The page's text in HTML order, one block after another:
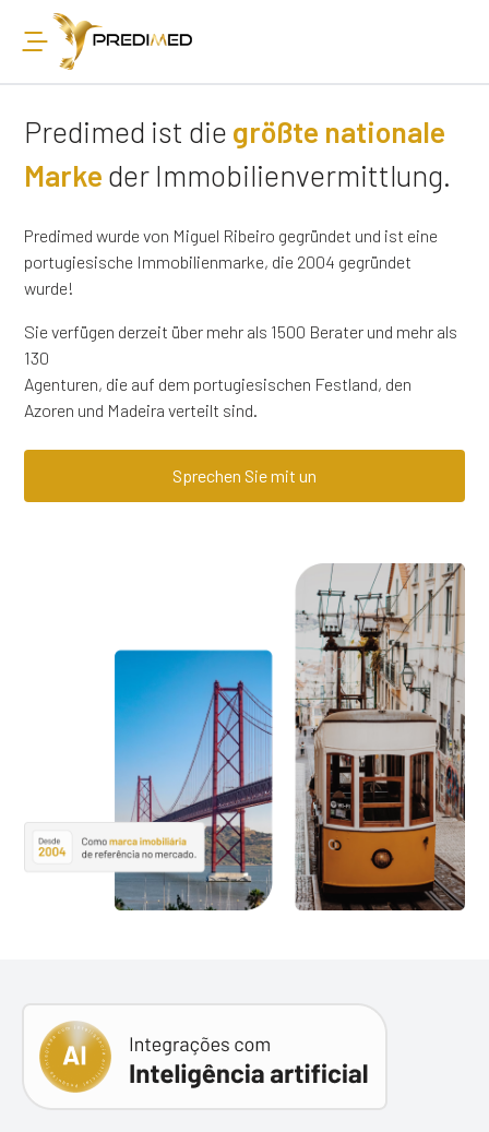
Predimed ist die größte nationale
Marke der Immobilienvermittlung.
Predimed wurde von Miguel Ribeiro gegründet und ist eine
portugiesische Immobilienmarke, die 2004 gegründet
wurde!
Sie verfügen derzeit über mehr als 1500 Berater und mehr als
130
Agenturen, die auf dem portugiesischen Festland, den
Azoren und Madeira verteilt sind.
Sprechen Sie mit un